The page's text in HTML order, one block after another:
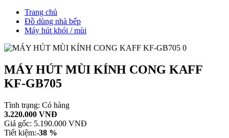
Trang chủ
Đồ dùng nhà bếp
Máy hút khói / mùi
MÁY HÚT MÙI KÍNH CONG KAFF
KF-GB705
Tình trạng: Có hàng
3.220.000 VNĐ
Giá gốc: 5.190.000 VNĐ
Tiết kiệm:-38 %